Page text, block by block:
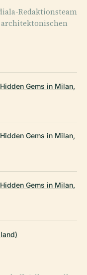
Redaktionsteam
Gems in Milan,
Gems in Milan,
Gems in Milan,